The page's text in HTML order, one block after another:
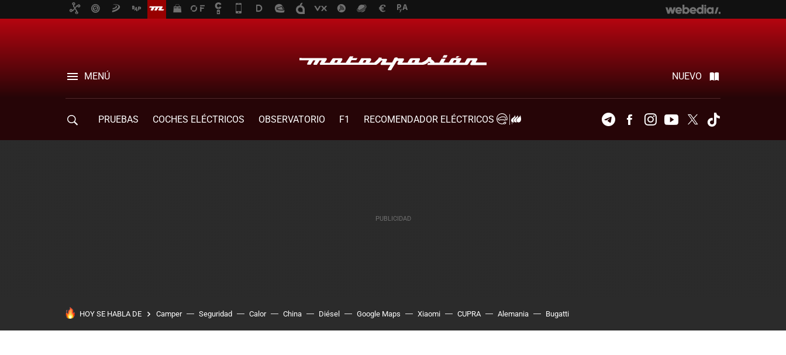
MENÚ NUEVO
PRUEBAS COCHES ELÉCTRICOS OBSERVATORIO F1
RECOMENDADOR ELÉCTRICOS
TelegramFacebookInstagramYoutubeTwitter
HOY SE HABLA DE Camper Seguridad Calor China Diésel Google Maps Xiaomi CUPRA Alemania Bugatti